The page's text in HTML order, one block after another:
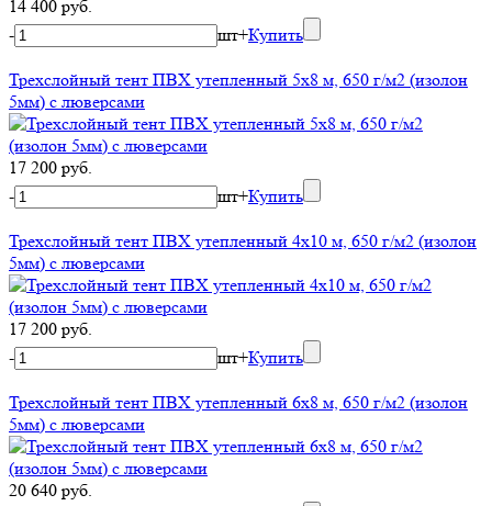
14 400 руб.
-
шт+Купить
Трехслойный тент ПВХ утепленный 5х8 м, 650 г/м2 (изолон
5мм) с люверсами
17 200 руб.
-
шт+Купить
Трехслойный тент ПВХ утепленный 4х10 м, 650 г/м2 (изолон
5мм) с люверсами
17 200 руб.
-
шт+Купить
Трехслойный тент ПВХ утепленный 6х8 м, 650 г/м2 (изолон
5мм) с люверсами
20 640 руб.